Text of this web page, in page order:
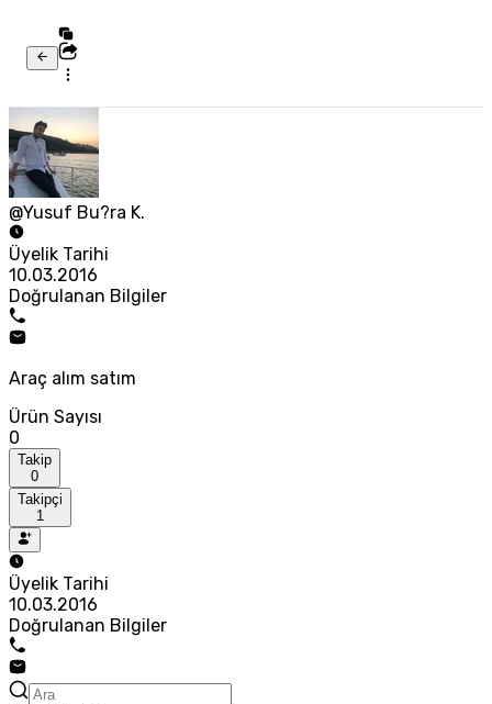
@Yusuf Bu?ra K.
Üyelik Tarihi
10.03.2016
Doğrulanan Bilgiler
Araç alım satım
Ürün Sayısı
0
Takip
0
Takipçi
1
Üyelik Tarihi
10.03.2016
Doğrulanan Bilgiler